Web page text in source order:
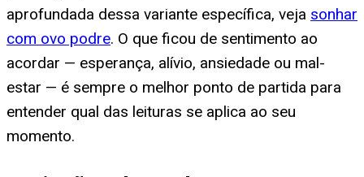
aprofundada dessa variante específica, veja sonhar
com ovo podre. O que ficou de sentimento ao
acordar — esperança, alívio, ansiedade ou mal-
estar — é sempre o melhor ponto de partida para
entender qual das leituras se aplica ao seu
momento.